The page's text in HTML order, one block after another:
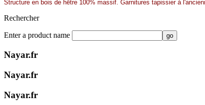
Structure en bois de hêtre 100% massif. Garnitures tapissier à
Rechercher
Enter a product name
Nayar.fr
Nayar.fr
Nayar.fr